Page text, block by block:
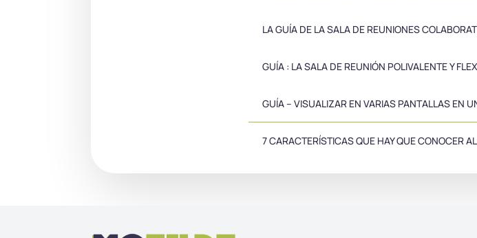
LA GUÍA DE LA SALA DE REUNIONES
GUÍA : LA SALA DE REUNIÓN POLIVALENTE Y
GUÍA – VISUALIZAR EN VARIAS PANTALLAS EN
7 CARACTERÍSTICAS QUE HAY QUE CONOCER